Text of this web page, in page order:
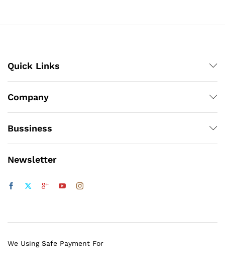
Quick Links
Company
Bussiness
Newsletter
We Using Safe Payment For